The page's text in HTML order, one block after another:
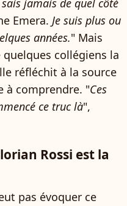
jamais de quel côté
Emera. Je suis plus ou
années." Mais
collégiens la
réfléchit à la source
à comprendre. "Ces
ce truc là",
Rossi est la
pas évoquer ce